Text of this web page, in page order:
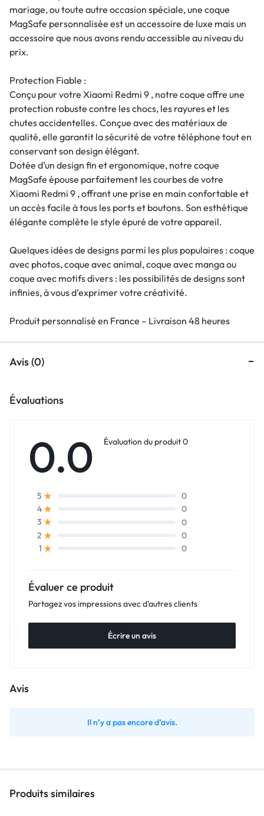
mariage, ou toute autre occasion spéciale, une coque
MagSafe personnalisée est un accessoire de luxe mais un
accessoire que nous avons rendu accessible au niveau du
prix.
Protection Fiable :
Conçu pour votre Xiaomi Redmi 9 , notre coque offre une
protection robuste contre les chocs, les rayures et les
chutes accidentelles. Conçue avec des matériaux de
qualité, elle garantit la sécurité de votre téléphone tout en
conservant son design élégant.
Dotée d’un design fin et ergonomique, notre coque
MagSafe épouse parfaitement les courbes de votre
Xiaomi Redmi 9 , offrant une prise en main confortable et
un accès facile à tous les ports et boutons. Son esthétique
élégante complète le style épuré de votre appareil.
Quelques idées de designs parmi les plus populaires : coque
avec photos, coque avec animal, coque avec manga ou
coque avec motifs divers : les possibilités de designs sont
infinies, à vous d’exprimer votre créativité.
Produit personnalisé en France – Livraison 48 heures
Avis (0)
Évaluations
0.0 Évaluation du produit 0
5
0
4
0
3
0
2
0
1
0
Évaluer ce produit
Partagez vos impressions avec d'autres clients
Écrire un avis
Avis
Il n’y a pas encore d’avis.
Produits similaires